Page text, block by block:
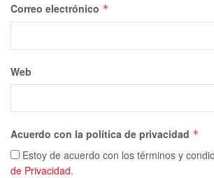
Correo electrónico *
Web
Acuerdo con la política de privacidad *
Estoy de acuerdo con los términos y
de Privacidad.